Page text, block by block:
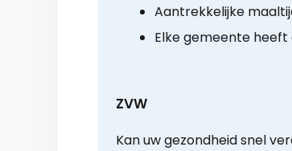
Aantrekkelijke
Elke gemeente heeft
ZVW
Kan uw gezondheid snel